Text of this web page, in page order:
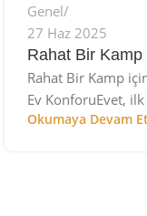
Genel
27 Haz 2025
Rahat Bir
Rahat Bir Kamp
Ev KonforuEvet,
Okumaya Devam Et